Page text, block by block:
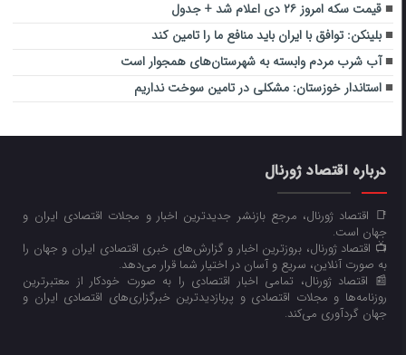
قیمت سکه امروز ۲۶ دی اعلام شد + جدول
بلینکن: توافق با ایران باید منافع ما را تامین کند
آب شرب مردم وابسته به شهرستان‌های همجوار است
استاندار خوزستان: مشکلی در تامین سوخت ‌نداریم
درباره اقتصاد ژورنال
📑 اقتصاد ژورنال، مرجع بازنشر جدیدترین اخبار و مجلات اقتصادی ایران و
جهان است.
📺 اقتصاد ژورنال، بروزترین اخبار و گزارش‌های خبری اقتصادی ایران و جهان را
به صورت آنلاین، سریع و آسان در اختیار شما قرار می‌‌دهد.
📰 اقتصاد ژورنال، تمامی اخبار اقتصادی را به صورت خودکار از معتبرترین
روزنامه‌ها و مجلات اقتصادی و پربازدیدترین خبرگزاری‌های اقتصادی ایران و
جهان گردآوری می‌کند.